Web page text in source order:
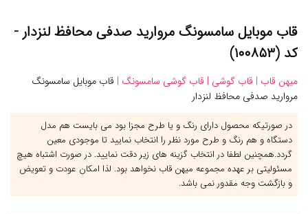
قاب موبایل سامسونگ مروارید صدفی محافظ لنزدار -
کد (۱۰۰۸۵۳)
میهن قاب | قاب گوشی | قاب گوشی سامسونگ | قاب موبایل سامسونگ
مروارید صدفی محافظ لنزدار
در صورتیکه محصول دارای رنگ و یا طرح مجزا بود می بایست هم مدل
دستگاه و هم رنگ و طرح مورد نظر را انتخاب نمایید تا موجودی معین
گردد.همچنین لطفا در انتخاب گزینه های زیر دقت نمایید. در صورت اشتباه هیچ
مسئولیتی بر عهده مجموعه میهن قاب نخواهد بود. لذا امکان عودت و تعویض
و بازگشت وجه مقدور نمی باشد.